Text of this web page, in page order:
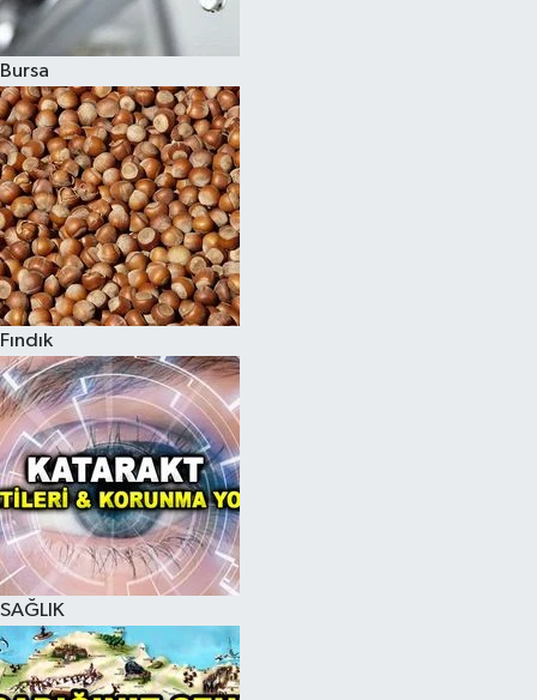
Bursa
Fındık
SAĞLIK